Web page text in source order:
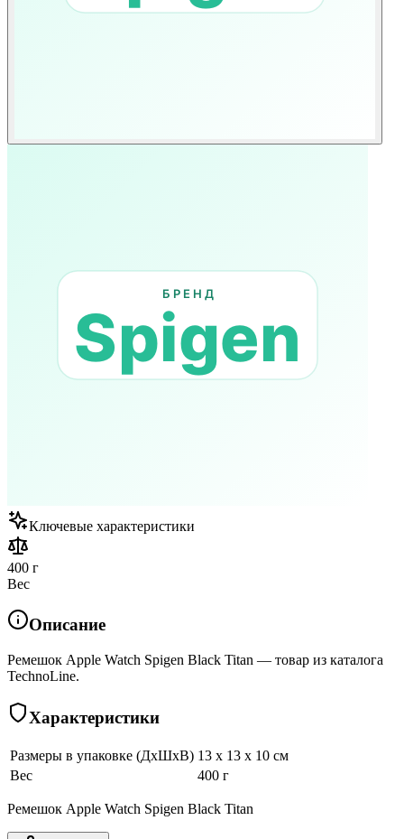
Ключевые характеристики
400 г
Вес
Описание
Ремешок Apple Watch Spigen Black Titan — товар из каталога
TechnoLine.
Характеристики
Размеры в упаковке (ДхШхВ) 13 x 13 x 10 см
Вес
400 г
Ремешок Apple Watch Spigen Black Titan